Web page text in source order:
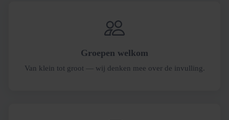
Groepen welkom
Van klein tot groot — wij denken mee over de invulling.